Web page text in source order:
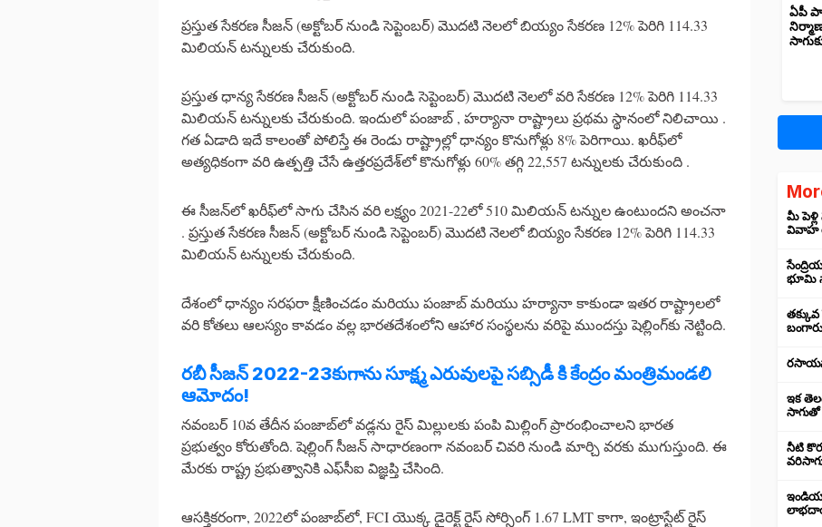
ప్రస్తుత సేకరణ సీజన్ (అక్టోబర్ నుండి సెప్టెంబర్) మొదటి నెలలో బియ్యం సేకరణ 12% పెరిగి 114.33
మిలియన్ టన్నులకు చేరుకుంది.
ప్రస్తుత ధాన్య సేకరణ సీజన్ (అక్టోబర్ నుండి సెప్టెంబర్) మొదటి నెలలో వరి సేకరణ 12% పెరిగి 114.33
మిలియన్ టన్నులకు చేరుకుంది. ఇందులో పంజాబ్ , హర్యానా రాష్ట్రాలు ప్రథమ స్థానంలో నిలిచాయి .
గత ఏడాది ఇదే కాలంతో పోలిస్తే ఈ రెండు రాష్ట్రాల్లో ధాన్యం కొనుగోళ్లు 8% పెరిగాయి. ఖరీఫ్‌లో
అత్యధికంగా వరి ఉత్పత్తి చేసే ఉత్తరప్రదేశ్‌లో కొనుగోళ్లు 60% తగ్గి 22,557 టన్నులకు చేరుకుంది .
ఈ సీజన్‌లో ఖరీఫ్‌లో సాగు చేసిన వరి లక్ష్యం 2021-22లో 510 మిలియన్ టన్నుల ఉంటుందని అంచనా
. ప్రస్తుత సేకరణ సీజన్ (అక్టోబర్ నుండి సెప్టెంబర్) మొదటి నెలలో బియ్యం సేకరణ 12% పెరిగి 114.33
మిలియన్ టన్నులకు చేరుకుంది.
దేశంలో ధాన్యం సరఫరా క్షీణించడం మరియు పంజాబ్ మరియు హర్యానా కాకుండా ఇతర రాష్ట్రాలలో
వరి కోతలు ఆలస్యం కావడం వల్ల భారతదేశంలోని ఆహార సంస్థలను వరిపై ముందస్తు షెల్లింగ్‌కు నెట్టింది.
రబీ సీజన్ 2022-23కుగాను సూక్ష్మ ఎరువులపై సబ్సిడీ కి కేంద్రం మంత్రిమండలి
ఆమోదం!
నవంబర్ 10వ తేదీన పంజాబ్‌లో వడ్లను రైస్ మిల్లులకు పంపి మిల్లింగ్ ప్రారంభించాలని భారత
ప్రభుత్వం కోరుతోంది. షెల్లింగ్ సీజన్ సాధారణంగా నవంబర్ చివరి నుండి మార్చి వరకు ముగుస్తుంది. ఈ
మేరకు రాష్ట్ర ప్రభుత్వానికి ఎఫ్‌సీఐ విజ్ఞప్తి చేసింది.
ఆసక్తికరంగా, 2022లో పంజాబ్‌లో, FCI యొక్క డైరెక్ట్ రైస్ సోర్సింగ్ 1.67 LMT కాగా, ఇంట్రాస్టేట్ రైస్
ఏపీ
మీ పెళ్లి
వివాహ
భూమి
ఇక
సాగుతో
నీటి